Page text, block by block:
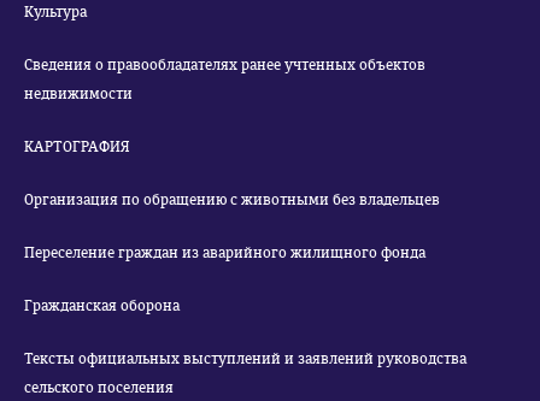
Культура
Сведения о правообладателях ранее учтенных объектов
недвижимости
КАРТОГРАФИЯ
Организация по обращению с животными без владельцев
Переселение граждан из аварийного жилищного фонда
Гражданская оборона
Тексты официальных выступлений и заявлений руководства
сельского поселения